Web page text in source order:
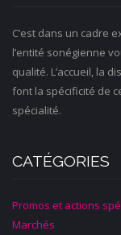
C’est dans un cadre
l’entité sonégienne
qualité. L’accueil, la
font la spécificité de
spécialité.
CATÉGORIES
Promos et actions
Marchés